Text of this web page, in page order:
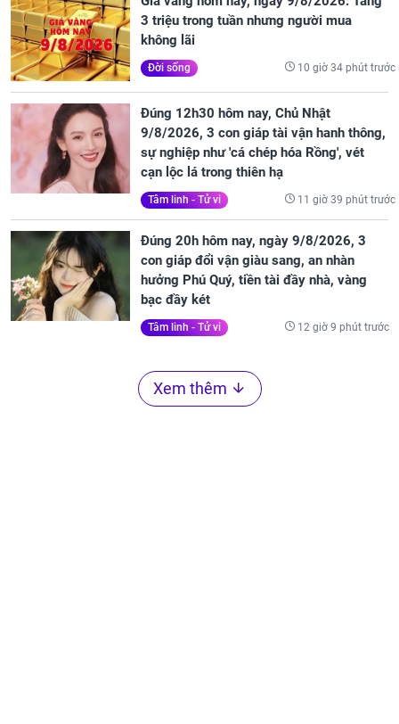
3 triệu trong tuần nhưng người mua
không lãi
Đời sống 10 giờ 34 phút trước
Đúng 12h30 hôm nay, Chủ Nhật
9/8/2026, 3 con giáp tài vận hanh thông,
sự nghiệp như 'cá chép hóa Rồng', vét
cạn lộc lá trong thiên hạ
Tâm linh - Tử vi 11 giờ 39 phút trước
Đúng 20h hôm nay, ngày 9/8/2026, 3
con giáp đổi vận giàu sang, an nhàn
hưởng Phú Quý, tiền tài đầy nhà, vàng
bạc đầy két
Tâm linh - Tử vi 12 giờ 9 phút trước
Xem thêm